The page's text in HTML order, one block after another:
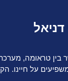
בין טראומה,
על חיינו.